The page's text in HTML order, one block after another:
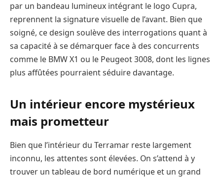
par un bandeau lumineux intégrant le logo Cupra,
reprennent la signature visuelle de l’avant. Bien que
soigné, ce design soulève des interrogations quant à
sa capacité à se démarquer face à des concurrents
comme le BMW X1 ou le Peugeot 3008, dont les lignes
plus affûtées pourraient séduire davantage.
Un intérieur encore mystérieux
mais prometteur
Bien que l’intérieur du Terramar reste largement
inconnu, les attentes sont élevées. On s’attend à y
trouver un tableau de bord numérique et un grand